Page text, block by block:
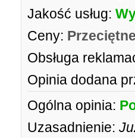
Jakość usług:
Ceny: Przeciętne
Obsługa
Opinia dodana
Ogólna opinia:
Uzasadnienie: